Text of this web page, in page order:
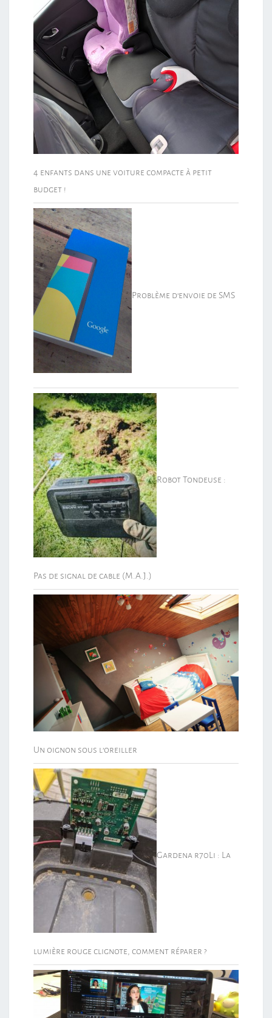
4 enfants dans une voiture compacte à petit
budget !
Problème d’envoie de SMS
Robot Tondeuse :
Pas de signal de cable (M.A.J.)
Un oignon sous l’oreiller
Gardena r70Li : La
lumière rouge clignote, comment réparer ?